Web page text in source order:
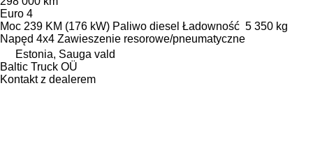
Euro 4
Moc 239 KM (176 kW) Paliwo diesel Ładowność 5 350 kg
Napęd 4x4 Zawieszenie resorowe/pneumatyczne
Estonia, Sauga vald
Baltic Truck OÜ
Kontakt z dealerem